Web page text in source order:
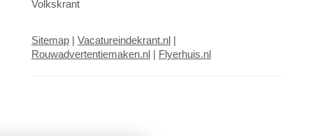
Volkskrant
Sitemap | Vacatureindekrant.nl |
Rouwadvertentiemaken.nl | Flyerhuis.nl